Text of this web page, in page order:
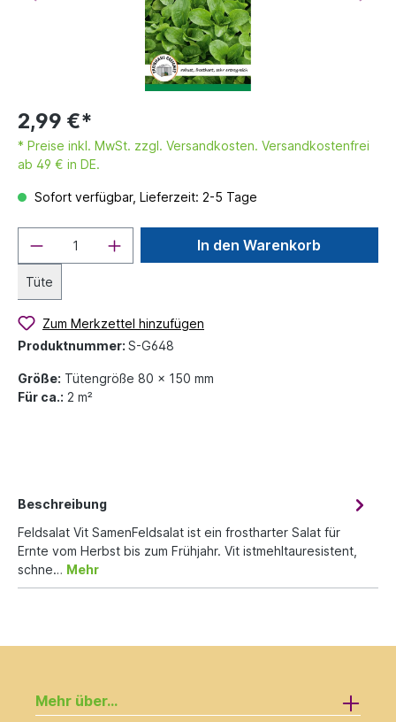
2,99 €*
* Preise inkl. MwSt. zzgl. Versandkosten. Versandkostenfrei
ab 49 € in DE.
Sofort verfügbar, Lieferzeit: 2-5 Tage
Tüte
In den Warenkorb
Zum Merkzettel hinzufügen
Produktnummer: S-G648
Größe: Tütengröße 80 x 150 mm
Für ca.: 2 m²
Beschreibung
Feldsalat Vit SamenFeldsalat ist ein frostharter Salat für
Ernte vom Herbst bis zum Frühjahr. Vit istmehltauresistent,
schne… Mehr
Mehr über...